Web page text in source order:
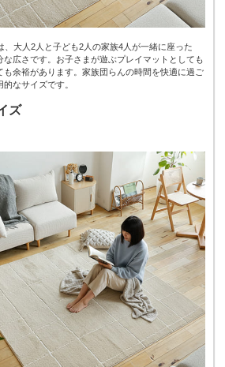
、大人2人と子ども2人の家族4人が一緒に座った
な広さです。お子さまが遊ぶプレイマットとしても
も余裕があります。家族団らんの時間を快適に過ご
なサイズです。
ズ